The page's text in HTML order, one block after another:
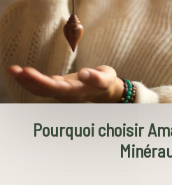
Pourquoi choisir